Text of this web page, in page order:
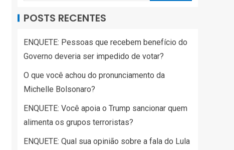
POSTS RECENTES
ENQUETE: Pessoas que recebem benefício do
Governo deveria ser impedido de votar?
O que você achou do pronunciamento da
Michelle Bolsonaro?
ENQUETE: Você apoia o Trump sancionar quem
alimenta os grupos terroristas?
ENQUETE: Qual sua opinião sobre a fala do Lula